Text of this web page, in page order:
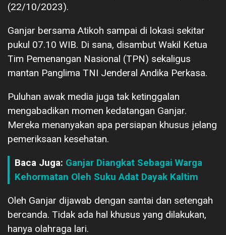
(22/10/2023).
Ganjar bersama Atikoh sampai di lokasi sekitar
pukul 07.10 WIB. Di sana, disambut Wakil Ketua
Tim Pemenangan Nasional (TPN) sekaligus
mantan Panglima TNI Jenderal Andika Perkasa.
Puluhan awak media juga tak ketinggalan
mengabadikan momen kedatangan Ganjar.
Mereka menanyakan apa persiapan khusus jelang
pemeriksaan kesehatan.
Baca Juga: Ganjar Diangkat Sebagai Warga
Kehormatan Oleh Suku Adat Dayak Kaltim
Oleh Ganjar dijawab dengan santai dan setengah
bercanda. Tidak ada hal khusus yang dilakukan,
hanya olahraga lari.